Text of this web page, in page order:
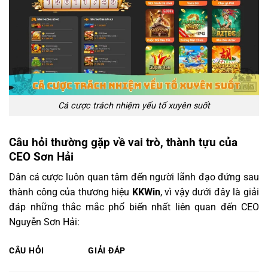
Cá cược trách nhiệm yếu tố xuyên suốt
Câu hỏi thường gặp về vai trò, thành tựu của
CEO Sơn Hải
Dân cá cược luôn quan tâm đến người lãnh đạo đứng sau
thành công của thương hiệu KKWin, vì vậy dưới đây là giải
đáp những thắc mắc phổ biến nhất liên quan đến CEO
Nguyễn Sơn Hải:
CÂU HỎI GIẢI ĐÁP